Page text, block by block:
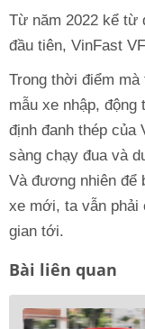
Từ năm 2022 kể từ
đầu tiên, VinFast
Trong thời điểm
mẫu xe nhập,
định đanh thép của
sàng chạy đua và
Và đương nhiên để
xe mới, ta vẫn
gian tới.
Bài liên quan